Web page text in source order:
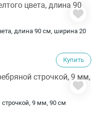
длина 90 см, ширина 20
Купить
строчкой, 9 мм, 90 см